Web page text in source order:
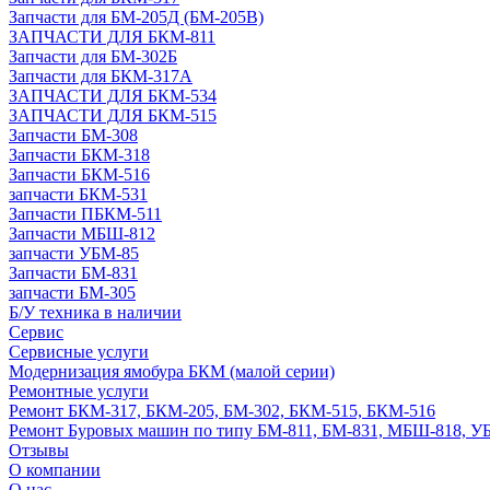
Запчасти для БМ-205Д (БМ-205В)
ЗАПЧАСТИ ДЛЯ БКМ-811
Запчасти для БМ-302Б
Запчасти для БКМ-317А
ЗАПЧАСТИ ДЛЯ БКМ-534
ЗАПЧАСТИ ДЛЯ БКМ-515
Запчасти БМ-308
Запчасти БКМ-318
Запчасти БКМ-516
запчасти БКМ-531
Запчасти ПБКМ-511
Запчасти МБШ-812
запчасти УБМ-85
Запчасти БМ-831
запчасти БМ-305
Б/У техника в наличии
Сервис
Сервисные услуги
Модернизация ямобура БКМ (малой серии)
Ремонтные услуги
Ремонт БКМ-317, БКМ-205, БМ-302, БКМ-515, БКМ-516
Ремонт Буровых машин по типу БМ-811, БМ-831, МБШ-818,
Отзывы
О компании